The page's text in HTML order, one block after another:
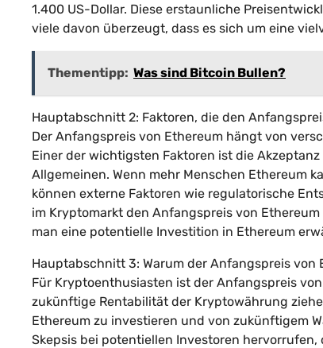
1.400 US-Dollar. Diese erstaunliche
viele davon überzeugt, dass es sich um eine
Thementipp: Was sind Bitcoin Bullen?
Hauptabschnitt 2: Faktoren, die den
Der Anfangspreis von Ethereum hängt von
Einer der wichtigsten Faktoren ist die
Allgemeinen. Wenn mehr Menschen Ethereum
können externe Faktoren wie regulatorische
im Kryptomarkt den Anfangspreis von
man eine potentielle Investition in Ethereum
Hauptabschnitt 3: Warum der Anfangspreis
Für Kryptoenthusiasten ist der Anfangspreis
zukünftige Rentabilität der Kryptowährung
Ethereum zu investieren und von zukünftigem
Skepsis bei potentiellen Investoren